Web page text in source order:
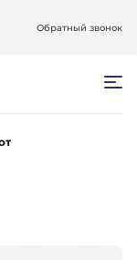
Обратный звонок